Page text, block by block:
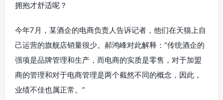
拥抱才舒适呢？
今年7月，某酒企的电商负责人告诉记者，他们在天猫上自
己运营的旗舰店销量很少。郝鸿峰对此解释：“传统酒企的
强项是品牌管理和生产，而电商的实质是零售，对于加盟
商的管理和对于电商管理是两个截然不同的概念，因此，
业绩不佳也属正常。”